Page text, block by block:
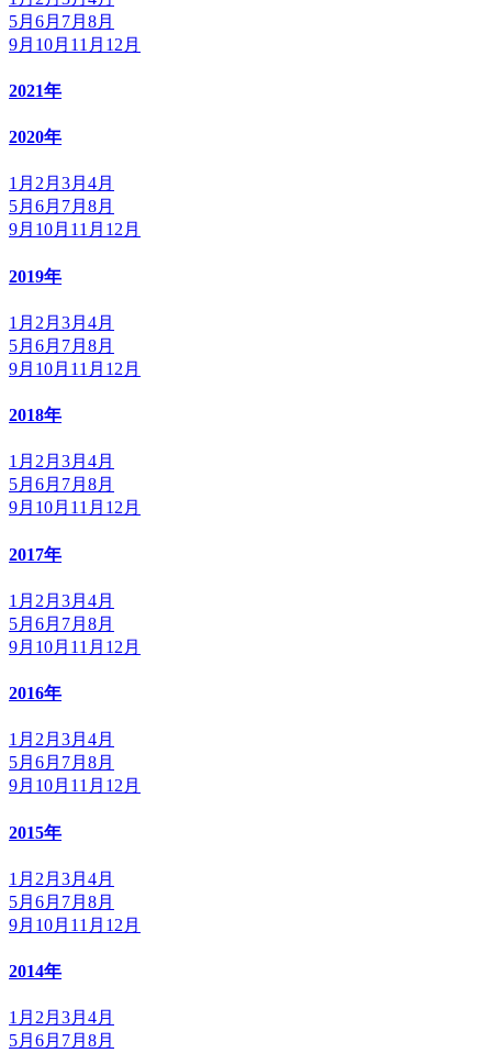
5月 6月 7月 8月
9月 10月 11月 12月
2021年
2020年
1月 2月 3月 4月
5月 6月 7月 8月
9月 10月 11月 12月
2019年
1月 2月 3月 4月
5月 6月 7月 8月
9月 10月 11月 12月
2018年
1月 2月 3月 4月
5月 6月 7月 8月
9月 10月 11月 12月
2017年
1月 2月 3月 4月
5月 6月 7月 8月
9月 10月 11月 12月
2016年
1月 2月 3月 4月
5月 6月 7月 8月
9月 10月 11月 12月
2015年
1月 2月 3月 4月
5月 6月 7月 8月
9月 10月 11月 12月
2014年
1月 2月 3月 4月
5月 6月 7月 8月